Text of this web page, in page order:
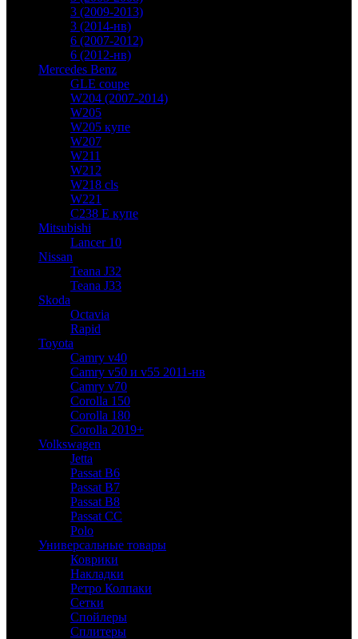
3 (2009-2013)
3 (2014-нв)
6 (2007-2012)
6 (2012-нв)
Mercedes Benz
GLE coupe
W204 (2007-2014)
W205
W205 купе
W207
W211
W212
W218 cls
W221
C238 E купе
Mitsubishi
Lancer 10
Nissan
Teana J32
Teana J33
Skoda
Octavia
Rapid
Toyota
Camry v40
Camry v50 и v55 2011-нв
Camry v70
Corolla 150
Corolla 180
Corolla 2019+
Volkswagen
Jetta
Passat B6
Passat B7
Passat B8
Passat CC
Polo
Универсальные товары
Коврики
Накладки
Ретро Колпаки
Сетки
Спойлеры
Сплитеры